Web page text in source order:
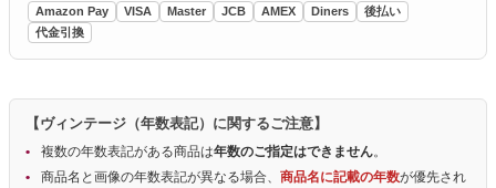
Amazon Pay VISA Master JCB AMEX Diners
後払い
代金引換
【ヴィンテージ（年数表記）に関するご注意】
複数の年数表記がある商品は年数のご指定はできません。
商品名と画像の年数表記が異なる場合、 商品名に記載の年数が優先され